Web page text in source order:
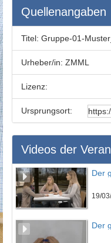
Quellenangaben
Titel: Gruppe-01-
Urheber/in: ZMML
Lizenz:
Ursprungsort:
Videos der
Der
19/
Der